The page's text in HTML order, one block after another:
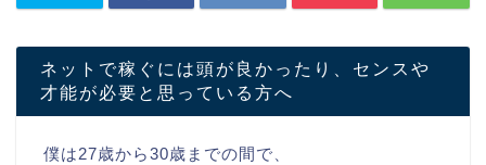
ネットで稼ぐには頭が良かったり、センスや
才能が必要と思っている方へ
僕は27歳から30歳までの間で、